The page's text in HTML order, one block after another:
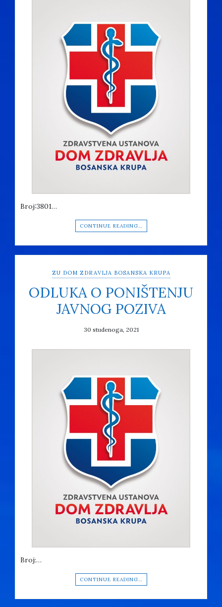
Broj:3801…
CONTINUE READING…
ZU DOM ZDRAVLJA BOSANSKA KRUPA
ODLUKA O PONIŠTENJU
JAVNOG POZIVA
30 studenoga, 2021
Broj:…
CONTINUE READING…